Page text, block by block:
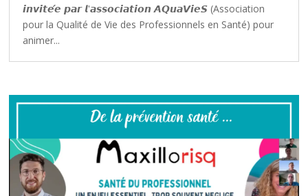
𝙞𝙣𝙫𝙞𝙩𝙚́𝙚 𝙥𝙖𝙧 𝙡'𝙖𝙨𝙨𝙤𝙘𝙞𝙖𝙩𝙞𝙤𝙣 𝘼𝙌𝙪𝙖𝙑𝙞𝙚𝙎 (Association
pour la Qualité de Vie des Professionnels en Santé) pour
animer...